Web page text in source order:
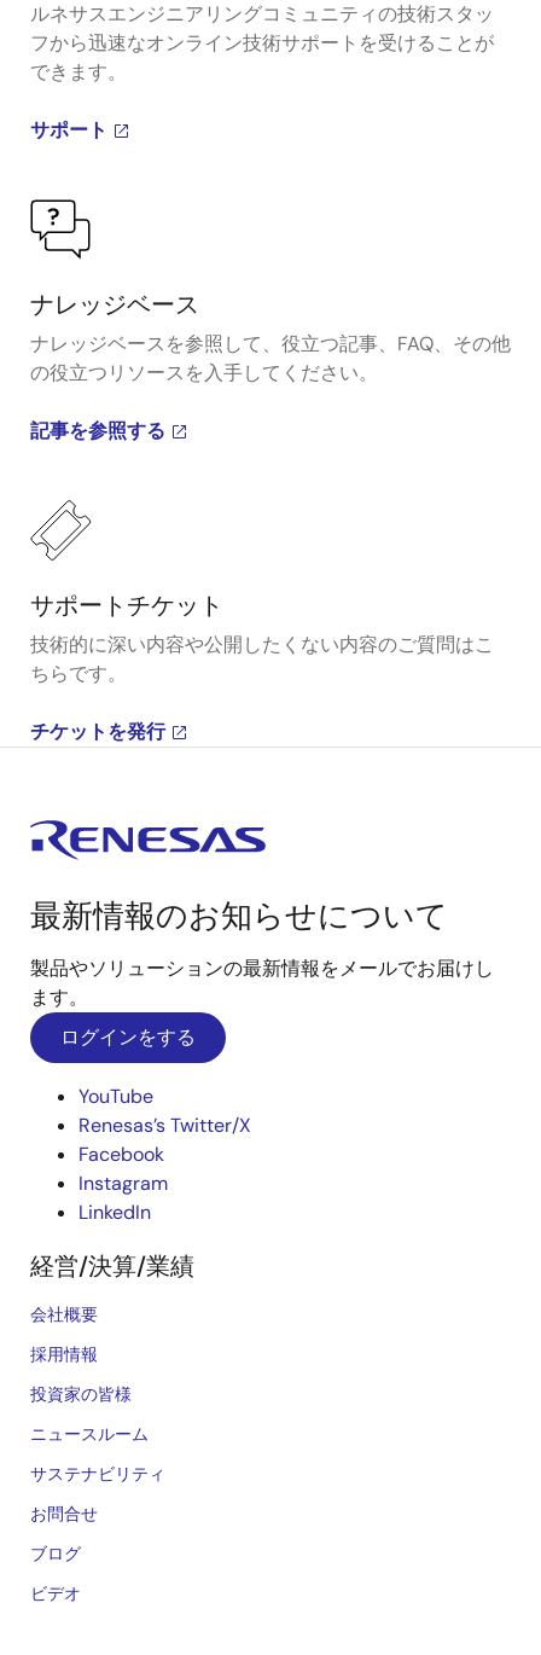
ルネサスエンジニアリングコミュニティの技術スタッ
フから迅速なオンライン技術サポートを受けることが
できます。
サポート
ナレッジベース
ナレッジベースを参照して、役立つ記事、FAQ、その他
の役立つリソースを入手してください。
記事を参照する
サポートチケット
技術的に深い内容や公開したくない内容のご質問はこ
ちらです。
チケットを発行
最新情報のお知らせについて
製品やソリューションの最新情報をメールでお届けし
ます。
ログインをする
YouTube
Renesas’s Twitter/X
Facebook
Instagram
LinkedIn
経営/決算/業績
会社概要
採用情報
投資家の皆様
ニュースルーム
サステナビリティ
お問合せ
ブログ
ビデオ